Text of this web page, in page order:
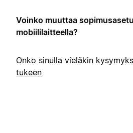
Voinko muuttaa
mobiililaitteella?
Onko sinulla vieläkin
tukeen